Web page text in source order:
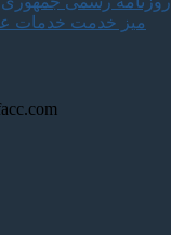
میز خدمت خدمات